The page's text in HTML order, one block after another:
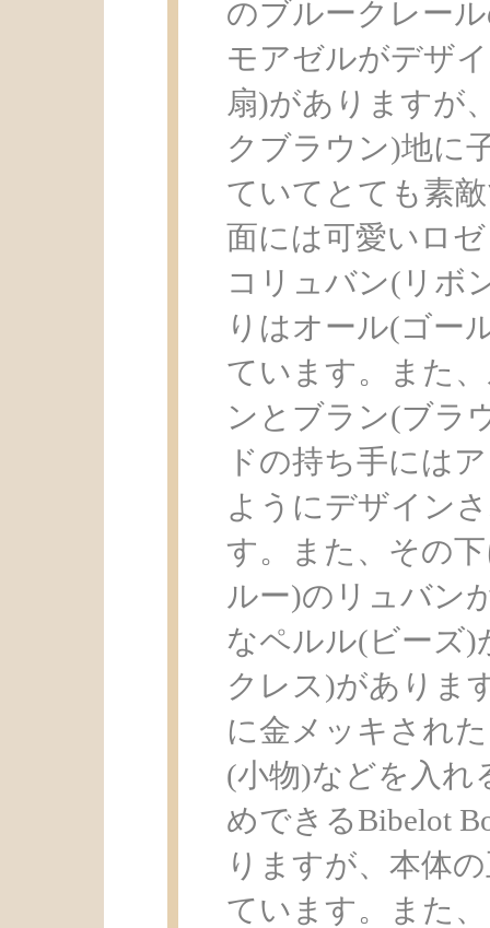
のブルークレー
モアゼルがデザ
扇)がありますが
クブラウン)地に
ていてとても素
面には可愛いロ
コリュバン(リボ
りはオール(ゴー
ています。また
ンとブラン(ブラ
ドの持ち手には
ようにデザイン
す。また、その
ルー)のリュバン
なペルル(ビーズ)
クレス)がありま
に金メッキされ
(小物)などを入れ
めできるBibelot
りますが、本体
ています。また